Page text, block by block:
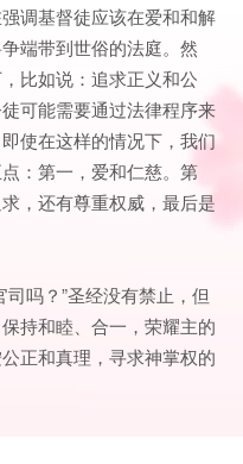
调基督徒应该在爱和和解
端带到世俗的法庭。然
比如说：追求正义和公
可能需要通过法律程序来
使在这样的情况下，我们
：第一，爱和仁慈。第
，还有尊重权威，最后是
吗？”圣经没有禁止，但
持和睦、合一，荣耀主的
正和真理，寻求神掌权的